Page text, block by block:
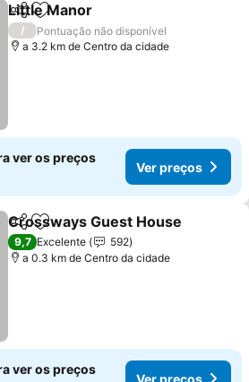
PartilharAdicionar aos favoritos
Little Manor
/
Pontuação não disponível
a 3.2 km de Centro da cidade
ver os preços
Ver preços
PartilharAdicionar aos favoritos
Crossways Guest House
9,7 Excelente
592
a 0.3 km de Centro da cidade
ver os preços
Ver preços